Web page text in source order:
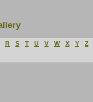
R S T U V W X Y Z